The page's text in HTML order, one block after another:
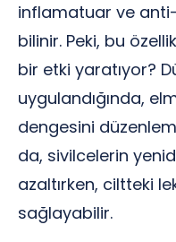
inflamatuar ve
bilinir. Peki, bu
bir etki yaratıyor?
uygulandığında,
dengesini
da, sivilcelerin
azaltırken, ciltteki
sağlayabilir.